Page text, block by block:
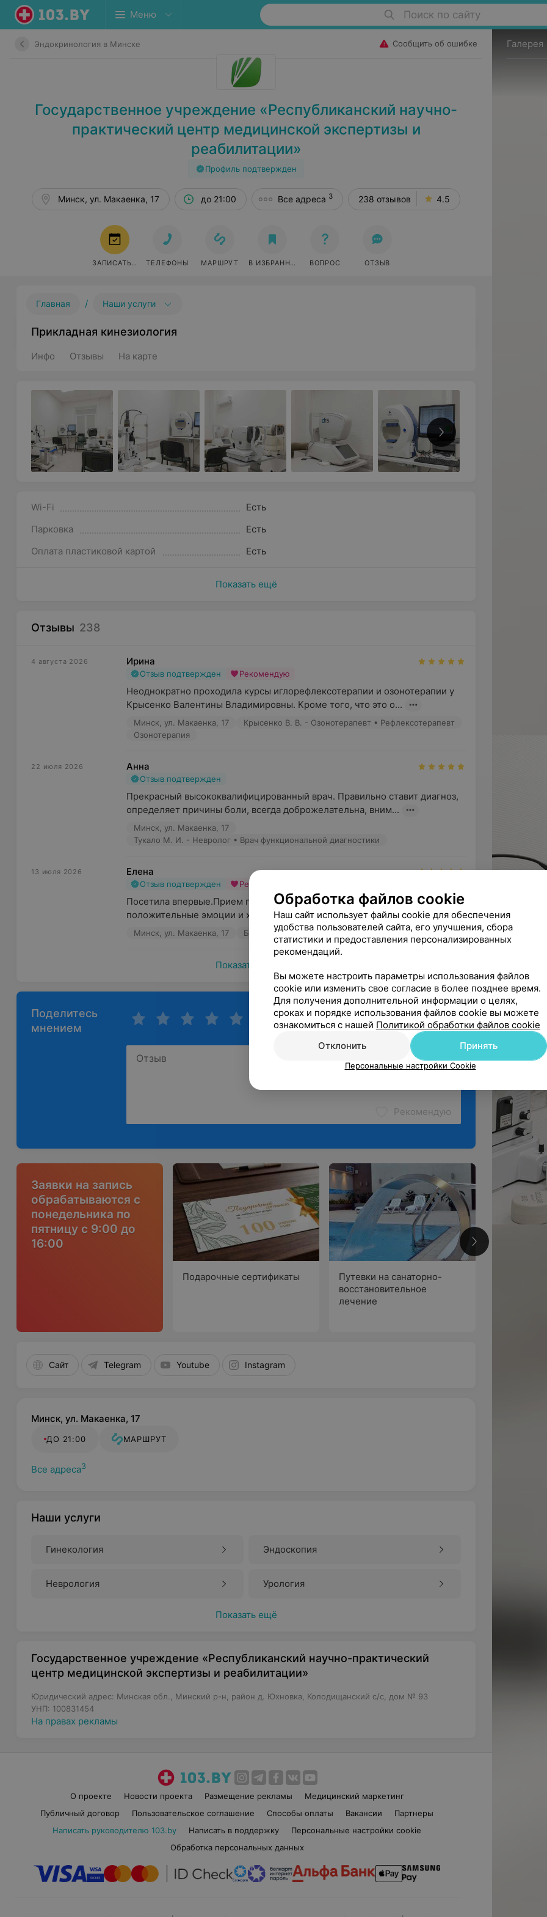
Меню Поиск по сайту
Эндокринология в Минске Сообщить об ошибке
Государственное учреждение «Республиканский научно-
практический центр медицинской экспертизы и
реабилитации»
Профиль подтвержден
Минск, ул. Макаенка, 17 до 21:00 Все адреса 3 238 отзывов 4.5
ЗАПИСАТЬСЯ ТЕЛЕФОНЫ МАРШРУТ В ИЗБРАННОЕ ВОПРОС ОТЗЫВ
Главная / Наши услуги
Прикладная кинезиология
Инфо Отзывы На карте
Wi-Fi
Есть
Парковка
Есть
Оплата пластиковой картой
Есть
Показать ещё
Отзывы 238
4 августа 2026 Ирина
Отзыв подтвержден Рекомендую
Неоднократно проходила курсы иглорефлексотерапии и озонотерапии у
Крысенко Валентины Владимировны. Кроме того, что это о...
Минск, ул. Макаенка, 17
Крысенко В. В. - Озонотерапевт • Рефлексотерапевт
Озонотерапия
22 июля 2026 Анна
Отзыв подтвержден
Прекрасный высококвалифицированный врач. Правильно ставит диагноз,
определяет причины боли, всегда доброжелательна, вним...
Минск, ул. Макаенка, 17
Тукало М. И. - Невролог • Врач функциональной диагностики
13 июля 2026 Елена
Отзыв подтвержден Рекомендую
Посетила впервые.Прием прошёл в комфортной обстановке. Остались
положительные эмоции и хорошее самочувствие.  Врач все  ...
Минск, ул. Макаенка, 17 Будняк М. Г. - Психотерапевт Психотерапия
Показать ещё
Поделитесь
мнением
Рекомендую
Заявки на запись
обрабатываются с
понедельника по
пятницу с 9:00 до
16:00
Подарочные сертификаты
Путевки на санаторно-
восстановительное
лечение
Сайт Telegram Youtube Instagram
Минск, ул. Макаенка, 17
ДО 21:00 МАРШРУТ
Все адреса3
Наши услуги
Гинекология Эндоскопия
Неврология Урология
Показать ещё
Государственное учреждение «Республиканский научно-практический
центр медицинской экспертизы и реабилитации»
Юридический адрес: Минская обл., Минский р-н, район д. Юхновка, Колодищанский с/с, дом № 93
УНП: 100831454
На правах рекламы
О проекте Новости проекта Размещение рекламы
Медицинский маркетинг
Публичный договор
Пользовательское соглашение Способы оплаты Вакансии
Партнеры
Написать руководителю 103.by
Написать в поддержку
Персональные настройки cookie
Обработка персональных данных
Галерея
Обработка файлов cookie
Наш сайт использует файлы cookie для обеспечения
удобства пользователей сайта, его улучшения, сбора
статистики и предоставления персонализированных
рекомендаций.
Вы можете настроить параметры использования файлов
cookie или изменить свое согласие в более позднее время.
Для получения дополнительной информации о целях,
сроках и порядке использования файлов cookie вы можете
ознакомиться с нашей Политикой обработки файлов cookie
Отклонить
Принять
Персональные настройки Cookie